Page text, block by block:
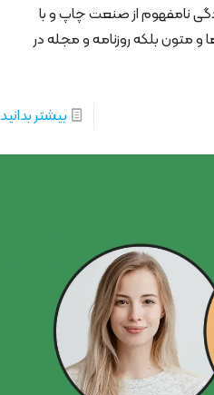
نامفهوم از صنعت چاپ و با
و متون بلکه روزنامه و مجله در
بیشتر بدانید